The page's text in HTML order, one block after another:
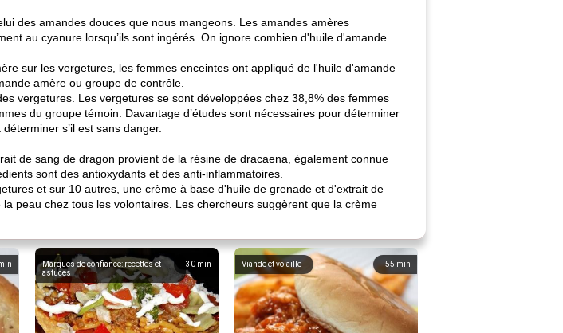
des amandes douces que nous mangeons. Les amandes amères
au cyanure lorsqu’ils sont ingérés. On ignore combien d'huile d'amande
sur les vergetures, les femmes enceintes ont appliqué de l'huile d'amande
amère ou groupe de contrôle.
vergetures. Les vergetures se sont développées chez 38,8% des femmes
du groupe témoin. Davantage d’études sont nécessaires pour déterminer
s’il est sans danger.
de sang de dragon provient de la résine de dracaena, également connue
sont des antioxydants et des anti-inflammatoires.
et sur 10 autres, une crème à base d'huile de grenade et d'extrait de
peau chez tous les volontaires. Les chercheurs suggèrent que la crème
30 min
Marques de confiance: recettes et
astuces
55 min
Viande et volaille